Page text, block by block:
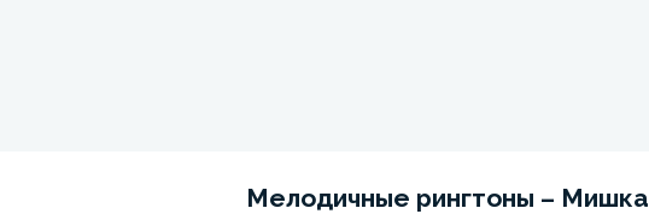
Мелодичные рингтоны – Мишка